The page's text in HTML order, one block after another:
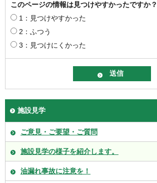
このページの情報は見つけやすかったですか？
1：見つけやすかった
2：ふつう
3：見つけにくかった
施設見学
ご意見・ご要望・ご質問
施設見学の様子を紹介します。
油漏れ事故に注意を！